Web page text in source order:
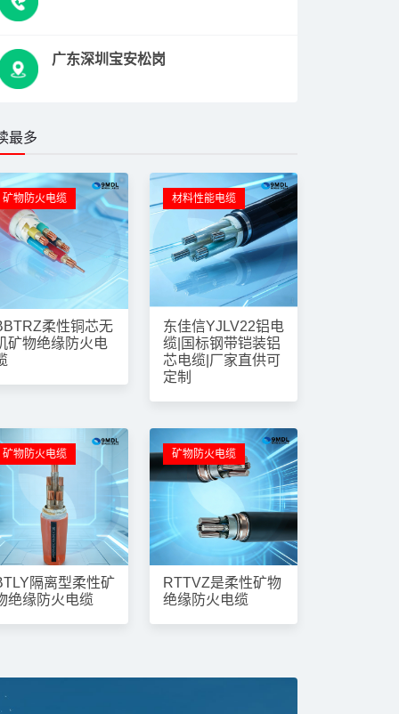
广东深圳宝安松岗
最多
矿物防火电缆
柔性铜芯无
矿物绝缘防火电
材料性能电缆
东佳信YJLV22铝电
缆|国标钢带铠装铝
芯电缆|厂家直供可
定制
矿物防火电缆
隔离型柔性矿
绝缘防火电缆
矿物防火电缆
RTTVZ是柔性矿物
绝缘防火电缆